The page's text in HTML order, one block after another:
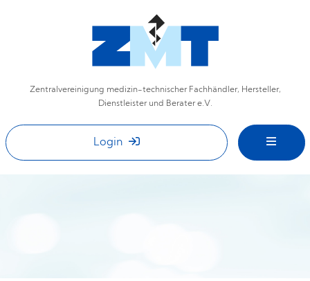
Zentralvereinigung medizin-technischer Fachhändler, Hersteller,
Dienstleister und Berater e.V.
Login